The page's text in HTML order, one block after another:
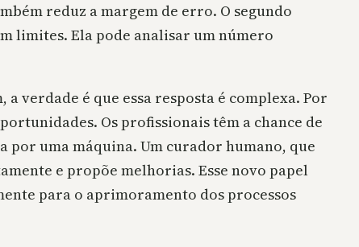
reduz a margem de erro. O segundo
limites. Ela pode analisar um número
verdade é que essa resposta é complexa. Por
Os profissionais têm a chance de
por uma máquina. Um curador humano, que
e propõe melhorias. Esse novo papel
para o aprimoramento dos processos